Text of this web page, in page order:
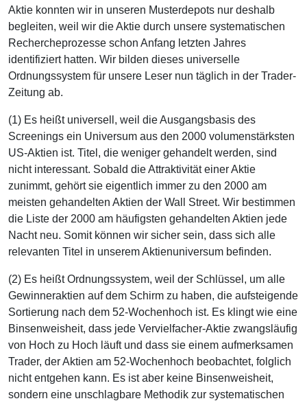
Aktie konnten wir in unseren Musterdepots nur deshalb
begleiten, weil wir die Aktie durch unsere systematischen
Rechercheprozesse schon Anfang letzten Jahres
identifiziert hatten. Wir bilden dieses universelle
Ordnungssystem für unsere Leser nun täglich in der Trader-
Zeitung ab.
(1) Es heißt universell, weil die Ausgangsbasis des
Screenings ein Universum aus den 2000 volumenstärksten
US-Aktien ist. Titel, die weniger gehandelt werden, sind
nicht interessant. Sobald die Attraktivität einer Aktie
zunimmt, gehört sie eigentlich immer zu den 2000 am
meisten gehandelten Aktien der Wall Street. Wir bestimmen
die Liste der 2000 am häufigsten gehandelten Aktien jede
Nacht neu. Somit können wir sicher sein, dass sich alle
relevanten Titel in unserem Aktienuniversum befinden.
(2) Es heißt Ordnungssystem, weil der Schlüssel, um alle
Gewinneraktien auf dem Schirm zu haben, die aufsteigende
Sortierung nach dem 52-Wochenhoch ist. Es klingt wie eine
Binsenweisheit, dass jede Vervielfacher-Aktie zwangsläufig
von Hoch zu Hoch läuft und dass sie einem aufmerksamen
Trader, der Aktien am 52-Wochenhoch beobachtet, folglich
nicht entgehen kann. Es ist aber keine Binsenweisheit,
sondern eine unschlagbare Methodik zur systematischen